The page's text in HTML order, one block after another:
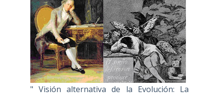
" Visión alternativa de la Evolución: La